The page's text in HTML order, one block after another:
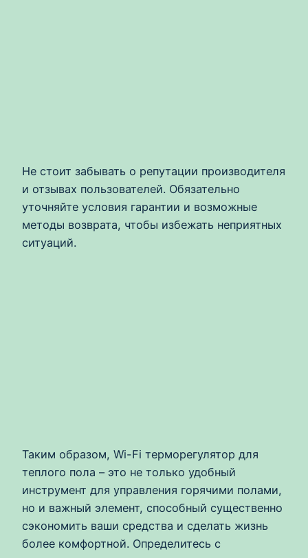
Не стоит забывать о репутации производителя
и отзывах пользователей. Обязательно
уточняйте условия гарантии и возможные
методы возврата, чтобы избежать неприятных
ситуаций.
Таким образом, Wi-Fi терморегулятор для
теплого пола – это не только удобный
инструмент для управления горячими полами,
но и важный элемент, способный существенно
сэкономить ваши средства и сделать жизнь
более комфортной. Определитесь с